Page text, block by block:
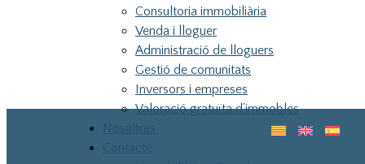
Guia pel teu primer habitatge
Consultoria immobiliària
Venda i lloguer
Administració de lloguers
Gestió de comunitats
Inversors i empreses
Valoració gratuïta d’immobles
Nosaltres
Contacte